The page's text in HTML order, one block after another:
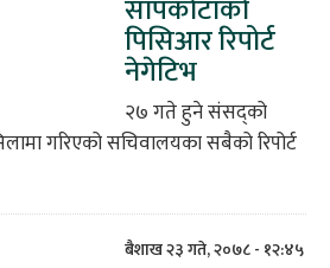
सापकोटाको
पिसिआर रिपोर्ट
नेगेटिभ
२७ गते हुने संसद्को
गरिएको सचिवालयका सबैको रिपोर्ट
बैशाख २३ गते, २०७८ - १२:४५